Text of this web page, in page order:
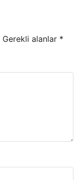
Gerekli alanlar *